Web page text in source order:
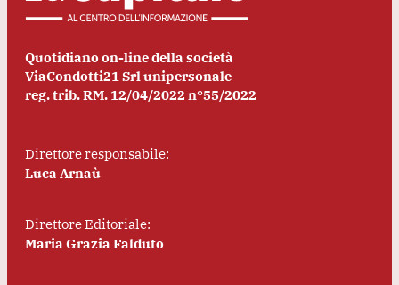
Quotidiano on-line della società
ViaCondotti21 Srl unipersonale
reg. trib. RM. 12/04/2022 n°55/2022
Direttore responsabile:
Luca Arnaù
Direttore Editoriale:
Maria Grazia Falduto